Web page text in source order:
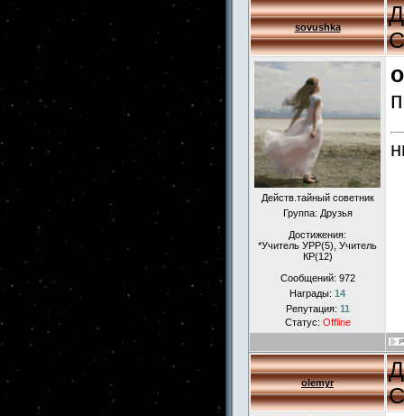
sovushka
Действ.тайный советник
Группа: Друзья
Достижения:
*Учитель УРР(5), Учитель
КР(12)
Сообщений: 972
Награды: 14
Репутация: 11
Статус: Offline
olemyr